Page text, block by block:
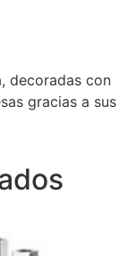
decoradas con
gracias a sus